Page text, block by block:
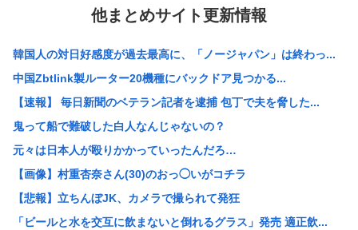
他まとめサイト更新情報
韓国人の対日好感度が過去最高に、「ノージャパン」は終わっ...
中国Zbtlink製ルーター20機種にバックドア見つかる...
【速報】 毎日新聞のベテラン記者を逮捕 包丁で夫を脅した...
鬼って船で難破した白人なんじゃないの？
元々は日本人が殴りかかっていったんだろ…
【画像】村重杏奈さん(30)のおっ◯いがコチラ
【悲報】立ちんぼJK、カメラで撮られて発狂
「ビールと水を交互に飲まないと倒れるグラス」発売 適正飲...